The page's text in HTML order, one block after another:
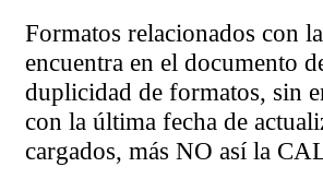
Formatos relacionados con
encuentra en el documento
duplicidad de formatos, sin
con la última fecha de
cargados, más NO así la